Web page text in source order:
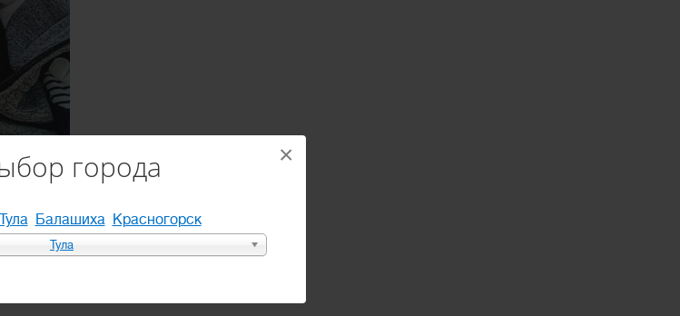
города
Тула Балашиха Красногорск
Тула
×